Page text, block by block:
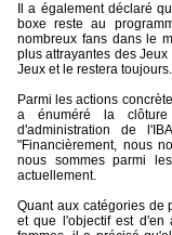
Il a également déclaré
boxe reste au
nombreux fans dans le
plus attrayantes des
Jeux et le restera toujours.
Parmi les actions
a énuméré la
d'administration de
"Financièrement, nous
nous sommes parmi
actuellement.
Quant aux catégories de
et que l'objectif est d'en